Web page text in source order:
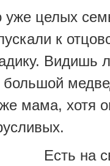
целых
к
Видишь
мама, хотя
Есть на